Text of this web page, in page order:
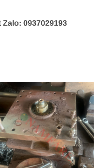
0937029193